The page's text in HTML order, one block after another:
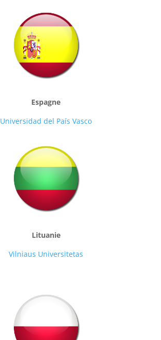
Espagne
Universidad del País Vasco
Lituanie
Vilniaus Universitetas